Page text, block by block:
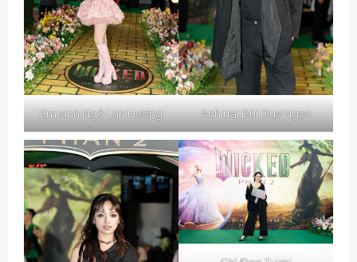
Em xinh Ngô Lan Hương Anh trai Bùi Duy Ngọc